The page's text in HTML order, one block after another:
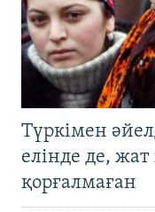
Түркімен
елінде де,
қорғалмаған